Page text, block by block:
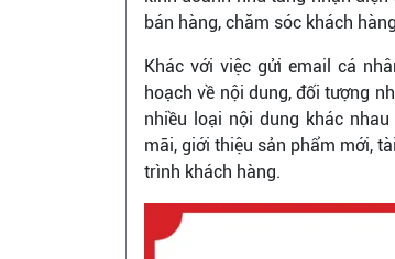
bán hàng, chăm sóc khách
Khác với việc gửi email cá
hoạch về nội dung, đối tượng
nhiều loại nội dung khác
mãi, giới thiệu sản phẩm mới,
trình khách hàng.